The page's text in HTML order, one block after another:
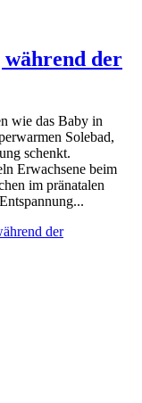
der
wie das Baby in
Solebad,
schenkt.
Erwachsene beim
im pränatalen
der